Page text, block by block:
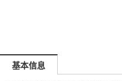
基本信息